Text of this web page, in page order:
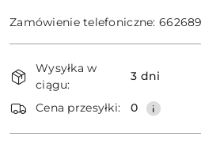
Zamówienie telefoniczne:
Dostępność
i
dostawa
Wysyłka w
ciągu:
3 dni
Cena przesyłki: 0